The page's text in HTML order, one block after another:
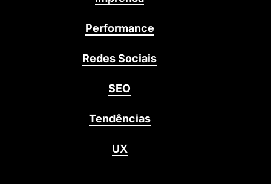
Performance
Redes Sociais
SEO
Tendências
UX